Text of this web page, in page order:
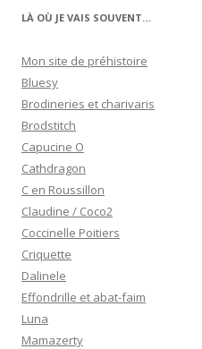
LÀ OÙ JE VAIS SOUVENT…
Mon site de préhistoire
Bluesy
Brodineries et charivaris
Brodstitch
Capucine O
Cathdragon
C en Roussillon
Claudine / Coco2
Coccinelle Poitiers
Criquette
Dalinele
Effondrille et abat-faim
Luna
Mamazerty